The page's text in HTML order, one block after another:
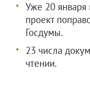
Уже 20 января
проект
Госдумы.
23 числа
чтении.